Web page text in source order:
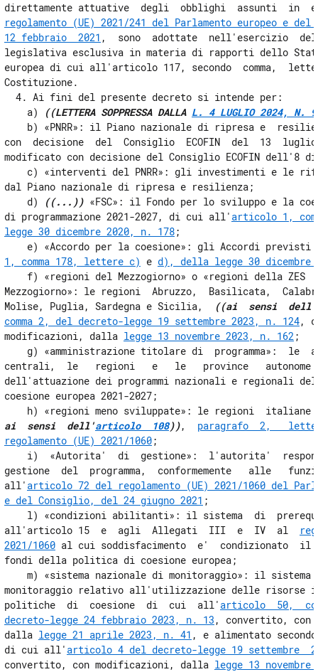
regolamento (UE) 2021/241 del Parlamento europeo e
12 febbraio  2021 ,  sono  adottate  nell'esercizio
legislativa esclusiva in materia di rapporti dello
europea di cui all'articolo 117, secondo  comma,
Costituzione.
  4. Ai fini del presente decreto si intende per:
    a)
((LETTERA SOPPRESSA DALLA L. 4 LUGLIO 2024, N.
b) «PNRR»: il Piano nazionale di ripresa e
con  decisione  del  Consiglio  ECOFIN  del  13  luglio
modificato con decisione del Consiglio ECOFIN dell'8
c) «interventi del PNRR»: gli investimenti e le
dal Piano nazionale di ripresa e resilienza;
    d)
((...)) «FSC»: il Fondo per lo sviluppo e la
di programmazione 2021-2027, di cui all' articolo 1,
legge 30 dicembre 2020, n. 178;
e) «Accordo per la coesione»: gli Accordi previsti
1, comma 178, lettere c) e d), della legge 30 dicembre
f) «regioni del Mezzogiorno» o «regioni della ZES
Mezzogiorno»: le regioni  Abruzzo,  Basilicata,
Molise, Puglia, Sardegna e Sicilia,
((ai  sensi  dell'
comma 2, del decreto-legge 19 settembre 2023, n. 124,
modificazioni, dalla legge 13 novembre 2023, n. 162;
g) «amministrazione titolare di  programma»:  le
centrali,  le   regioni   e   le   province   autonome
dell'attuazione dei programmi nazionali e regionali
coesione europea 2021-2027;
h) «regioni meno sviluppate»: le regioni
ai  sensi  dell'articolo  108)), paragrafo  2,
regolamento (UE) 2021/1060;
i)  «Autorita'  di  gestione»:  l'autorita'
gestione  del  programma,  conformemente   alle
all' articolo 72 del regolamento (UE) 2021/1060 del
e del Consiglio, del 24 giugno 2021 ;
l) «condizioni abilitanti»: il sistema  di
all'articolo 15  e  agli  Allegati  III  e  IV  al
2021/1060 al cui soddisfacimento  e'  condizionato  il
fondi della politica di coesione europea;
m) «sistema nazionale di monitoraggio»: il sistema
monitoraggio relativo all'utilizzazione delle risorse
politiche  di  coesione  di  cui  all' articolo  50,
decreto-legge 24 febbraio 2023, n. 13 , convertito, con
dalla legge 21 aprile 2023, n. 41 , e alimentato
di cui all' articolo 4 del decreto-legge 19 settembre
convertito, con modificazioni, dalla legge 13